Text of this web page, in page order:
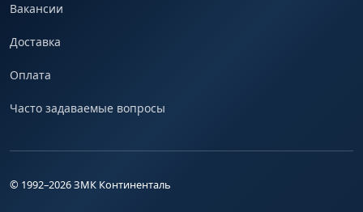
Вакансии
Доставка
Оплата
Часто задаваемые вопросы
© 1992–2026ЗМК Континенталь